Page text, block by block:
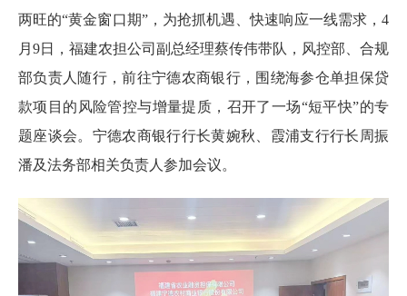
两旺的“黄金窗口期”，为抢抓机遇、快速响应一线需求，4
月9日，福建农担公司副总经理蔡传伟带队，风控部、合规
部负责人随行，前往宁德农商银行，围绕海参仓单担保贷
款项目的风险管控与增量提质，召开了一场“短平快”的专
题座谈会。宁德农商银行行长黄婉秋、霞浦支行行长周振
潘及法务部相关负责人参加会议。